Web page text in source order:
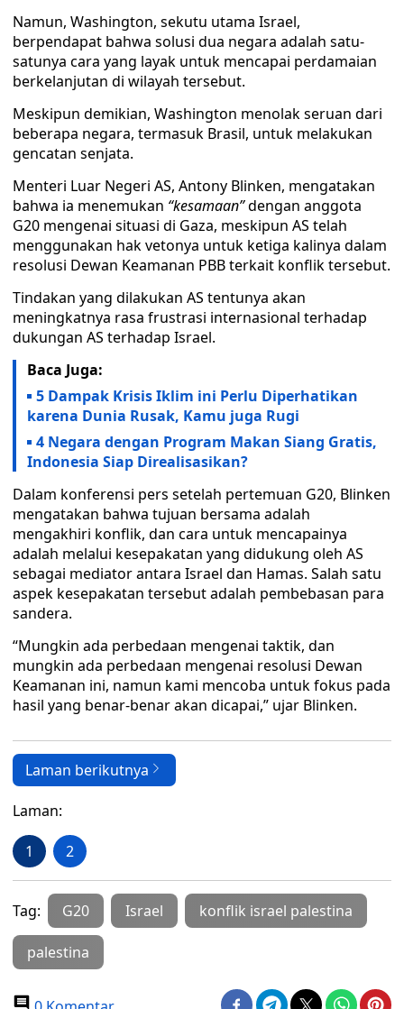
Namun, Washington, sekutu utama Israel,
berpendapat bahwa solusi dua negara adalah satu-
satunya cara yang layak untuk mencapai perdamaian
berkelanjutan di wilayah tersebut.
Meskipun demikian, Washington menolak seruan dari
beberapa negara, termasuk Brasil, untuk melakukan
gencatan senjata.
Menteri Luar Negeri AS, Antony Blinken, mengatakan
bahwa ia menemukan “kesamaan”dengan anggota
G20 mengenai situasi di Gaza, meskipun AS telah
menggunakan hak vetonya untuk ketiga kalinya dalam
resolusi Dewan Keamanan PBB terkait konflik tersebut.
Tindakan yang dilakukan AS tentunya akan
meningkatnya rasa frustrasi internasional terhadap
dukungan AS terhadap Israel.
Baca Juga:
5 Dampak Krisis Iklim ini Perlu Diperhatikan
karena Dunia Rusak, Kamu juga Rugi
4 Negara dengan Program Makan Siang Gratis,
Indonesia Siap Direalisasikan?
Dalam konferensi pers setelah pertemuan G20, Blinken
mengatakan bahwa tujuan bersama adalah
mengakhiri konflik, dan cara untuk mencapainya
adalah melalui kesepakatan yang didukung oleh AS
sebagai mediator antara Israel dan Hamas. Salah satu
aspek kesepakatan tersebut adalah pembebasan para
sandera.
“Mungkin ada perbedaan mengenai taktik, dan
mungkin ada perbedaan mengenai resolusi Dewan
Keamanan ini, namun kami mencoba untuk fokus pada
hasil yang benar-benar akan dicapai,” ujar Blinken.
Laman berikutnya
Laman:
1 2
Tag: G20 Israel konflik israel palestina
palestina